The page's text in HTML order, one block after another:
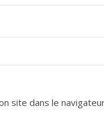
site dans le